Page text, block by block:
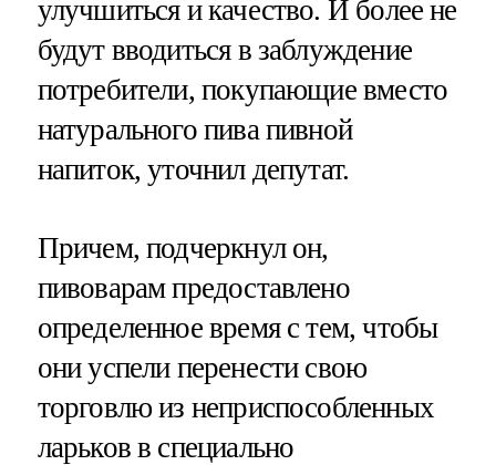
улучшиться и качество. И более не
будут вводиться в заблуждение
потребители, покупающие вместо
натурального пива пивной
напиток, уточнил депутат.
Причем, подчеркнул он,
пивоварам предоставлено
определенное время с тем, чтобы
они успели перенести свою
торговлю из неприспособленных
ларьков в специально